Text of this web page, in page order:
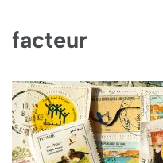
facteur